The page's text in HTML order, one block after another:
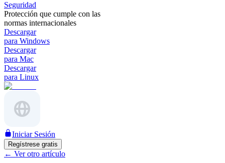
Seguridad
Protección que cumple con las
normas internacionales
Descargar
para Windows
Descargar
para Mac
Descargar
para Linux
Iniciar Sesión
Regístrese gratis
← Ver otro artículo